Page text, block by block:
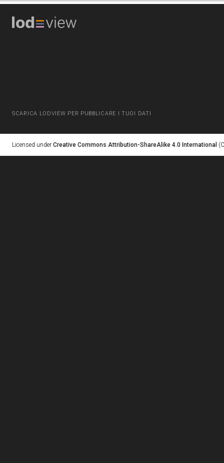
SCARICA LODVIEW PER PUBBLICARE I TUOI DATI
Licensed under Creative Commons Attribution-ShareAlike 4.0 International